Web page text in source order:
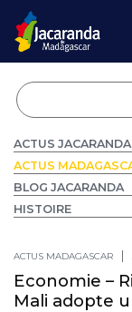
ACTUS JACARANDA
ACTUS
BLOG JACARANDA
HISTOIRE
ACTUS MADAGASCAR
Economie –
Mali adopte